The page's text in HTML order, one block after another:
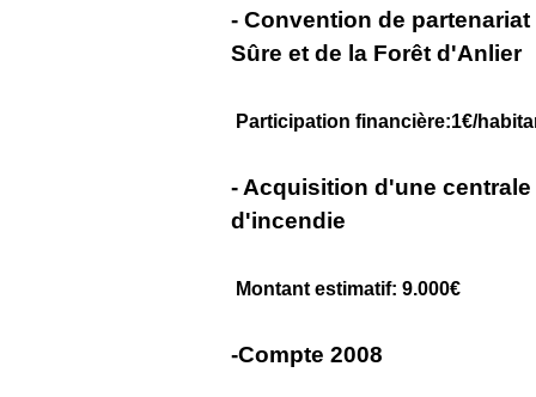
- Convention de
Sûre et de la Forêt d'Anlier
Participation financière:1€/
- Acquisition d'une
d'incendie
Montant estimatif: 9.000€
-Compte 2008